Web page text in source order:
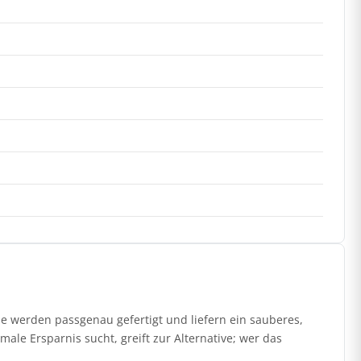
werden passgenau gefertigt und liefern ein sauberes,
Ersparnis sucht, greift zur Alternative; wer das